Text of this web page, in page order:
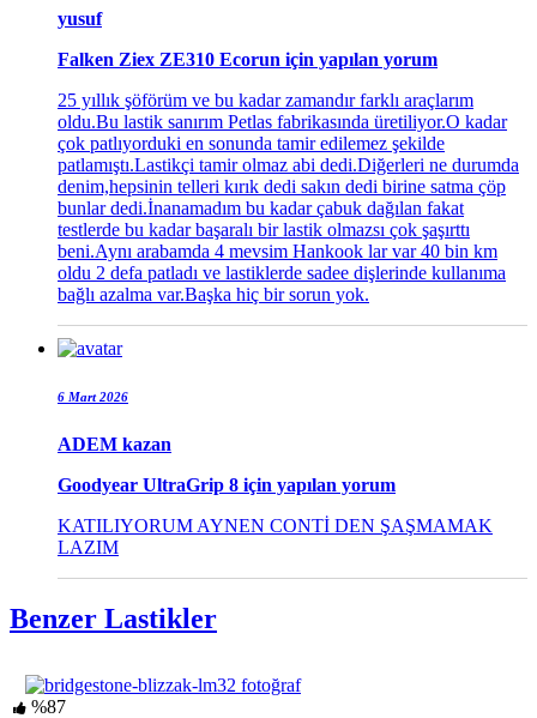
yusuf
Falken Ziex ZE310 Ecorun için yapılan yorum
25 yıllık şöförüm ve bu kadar zamandır farklı araçlarım
oldu.Bu lastik sanırım Petlas fabrikasında üretiliyor.O kadar
çok patlıyorduki en sonunda tamir edilemez şekilde
patlamıştı.Lastikçi tamir olmaz abi dedi.Diğerleri ne durumda
denim,hepsinin telleri kırık dedi sakın dedi birine satma çöp
bunlar dedi.İnanamadım bu kadar çabuk dağılan fakat
testlerde bu kadar başaralı bir lastik olmazsı çok şaşırttı
beni.Aynı arabamda 4 mevsim Hankook lar var 40 bin km
oldu 2 defa patladı ve lastiklerde sadee dişlerinde kullanıma
bağlı azalma var.Başka hiç bir sorun yok.
6 Mart 2026
ADEM kazan
Goodyear UltraGrip 8 için yapılan yorum
KATILIYORUM AYNEN CONTİ DEN ŞAŞMAMAK
LAZIM
Benzer Lastikler
%87